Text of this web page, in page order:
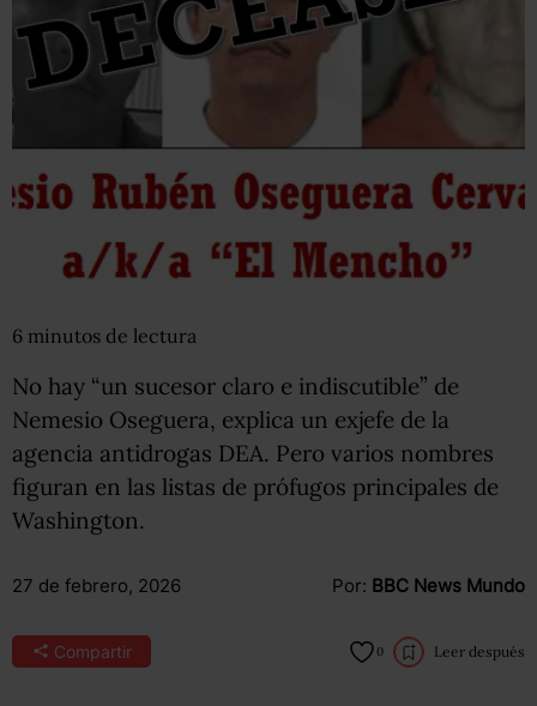
6 minutos de lectura
No hay “un sucesor claro e indiscutible” de
Nemesio Oseguera, explica un exjefe de la
agencia antidrogas DEA. Pero varios nombres
figuran en las listas de prófugos principales de
Washington.
27 de febrero, 2026 Por: BBC News Mundo
Compartir 0 Leer después